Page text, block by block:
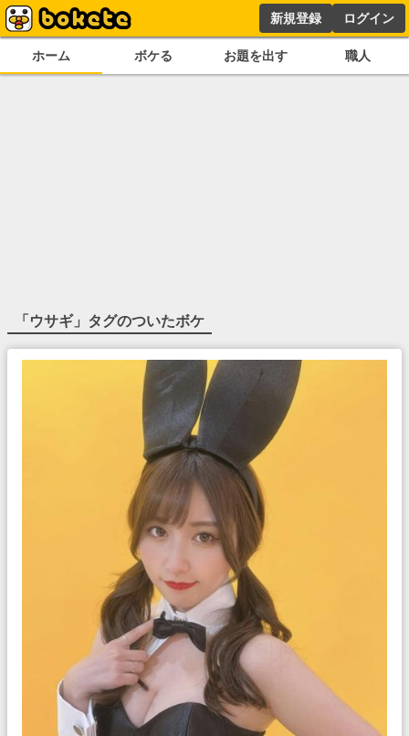
新規登録 ログイン
ホーム ボケる お題を出す 職人
「ウサギ」タグのついたボケ